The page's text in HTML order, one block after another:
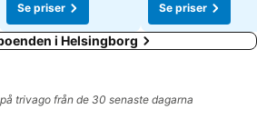
Se priser
Se priser
i Helsingborg
trivago från de 30 senaste dagarna